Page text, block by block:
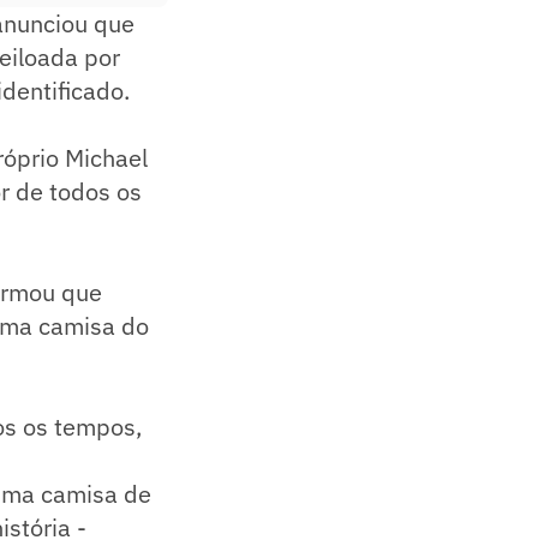
que
por
Michael
de todos os
que
camisa do
os tempos,
camisa de
-